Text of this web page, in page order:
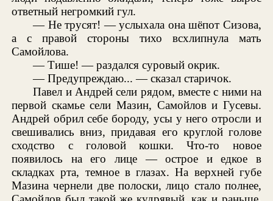
ответный негромкий гул.
— Не трусят! — услыхала она шёпот Сизова,
а с правой стороны тихо всхлипнула мать
Самойлова.
— Тише! — раздался суровый окрик.
— Предупреждаю... — сказал старичок.
Павел и Андрей сели рядом, вместе с ними на
первой скамье сели Мазин, Самойлов и Гусевы.
Андрей обрил себе бороду, усы у него отросли и
свешивались вниз, придавая его круглой голове
сходство с головой кошки. Что-то новое
появилось на его лице — острое и едкое в
складках рта, темное в глазах. На верхней губе
Мазина чернели две полоски, лицо стало полнее,